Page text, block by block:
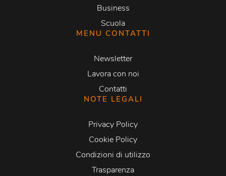
Business
Scuola
MENU CONTATTI
Newsletter
Lavora con noi
Contatti
NOTE LEGALI
Privacy Policy
Cookie Policy
Condizioni di utilizzo
Trasparenza